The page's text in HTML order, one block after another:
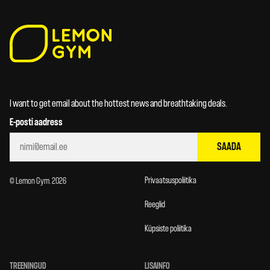
I want to get email about the hottest news and breathtaking deals.
E-posti aadress
SAADA
© Lemon Gym. 2026 Privaatsuspoliitika
Reeglid
Küpsiste poliitika
TREENINGUD LISAINFO